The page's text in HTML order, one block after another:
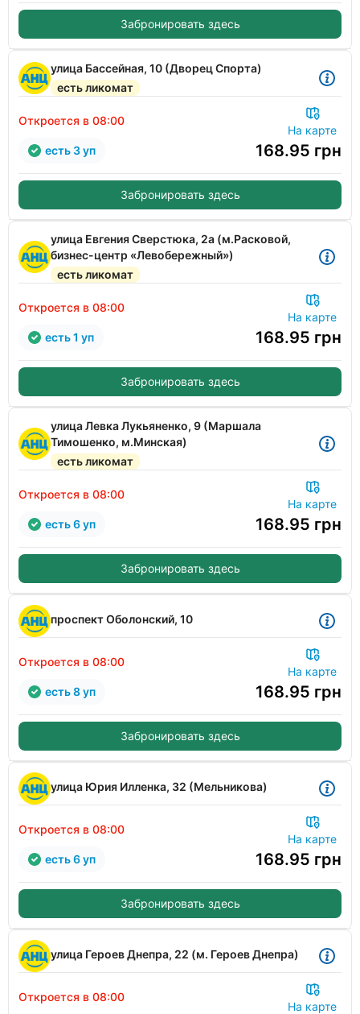
Забронировать здесь
улица Бассейная, 10 (Дворец Спорта)
есть ликомат
Откроется в 08:00
На карте
168.95 грн
есть 3 уп
Забронировать здесь
улица Евгения Сверстюка, 2а (м.Расковой,
бизнес-центр «Левобережный»)
есть ликомат
Откроется в 08:00
На карте
168.95 грн
есть 1 уп
Забронировать здесь
улица Левка Лукьяненко, 9 (Маршала
Тимошенко, м.Минская)
есть ликомат
Откроется в 08:00
На карте
168.95 грн
есть 6 уп
Забронировать здесь
проспект Оболонский, 10
Откроется в 08:00
На карте
168.95 грн
есть 8 уп
Забронировать здесь
улица Юрия Илленка, 32 (Мельникова)
Откроется в 08:00
На карте
168.95 грн
есть 6 уп
Забронировать здесь
улица Героев Днепра, 22 (м. Героев Днепра)
Откроется в 08:00
На карте